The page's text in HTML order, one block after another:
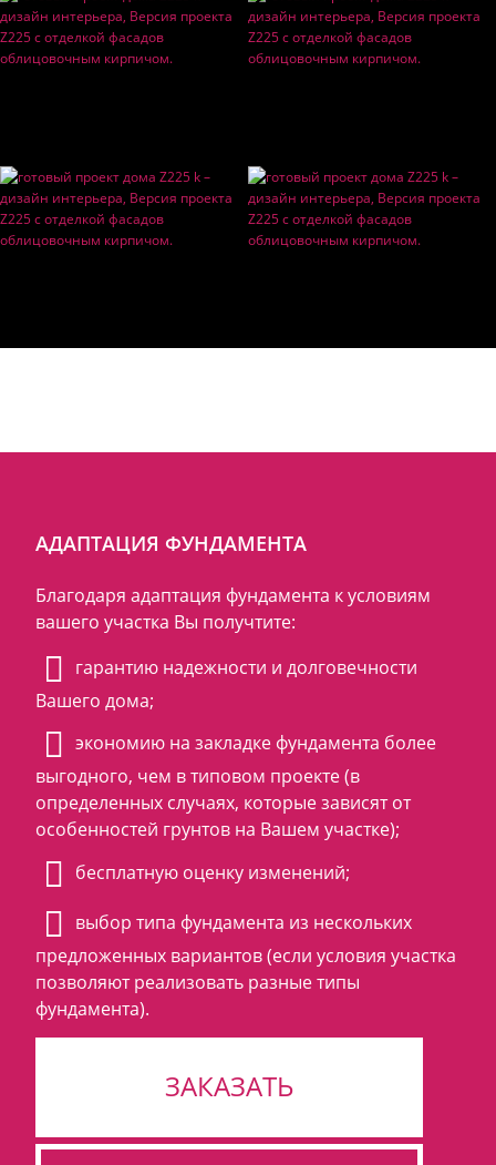
АДАПТАЦИЯ ФУНДАМЕНТА
Благодаря адаптация фундамента к условиям
вашего участка Вы получтите:
гарантию надежности и долговечности
Вашего дома;
экономию на закладке фундамента более
выгодного, чем в типовом проекте (в
определенных случаях, которые зависят от
особенностей грунтов на Вашем участке);
бесплатную оценку изменений;
выбор типа фундамента из нескольких
предложенных вариантов (если условия участка
позволяют реализовать разные типы
фундамента).
ЗАКАЗАТЬ